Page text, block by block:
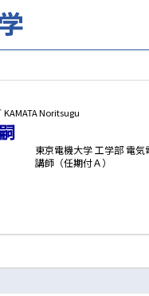
KAMATA Noritsugu
東京電機大学 工学部 電気
講師（任期付Ａ）